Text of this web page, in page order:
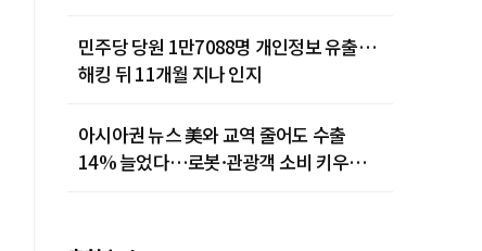
민주당 당원 1만7088명 개인정보 유출…
해킹 뒤 11개월 지나 인지
아시아권 뉴스 美와 교역 줄어도 수출
14% 늘었다…로봇·관광객 소비 키우는